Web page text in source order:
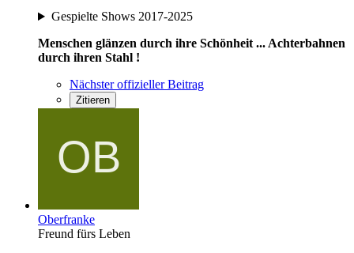
Gespielte Shows 2017-2025
Menschen glänzen durch ihre Schönheit ... Achterbahnen
durch ihren Stahl !
Nächster offizieller Beitrag
Zitieren
Oberfranke
Freund fürs Leben